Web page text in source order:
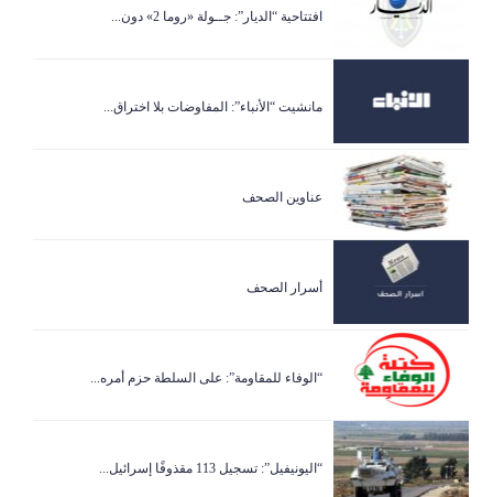
افتتاحية “الديار”: جــولة «روما 2» دون...
مانشيت “الأنباء”: المفاوضات بلا اختراق...
عناوين الصحف
أسرار الصحف
“الوفاء للمقاومة”: على السلطة حزم أمره...
“اليونيفيل”: تسجيل 113 مقذوفًا إسرائيل...